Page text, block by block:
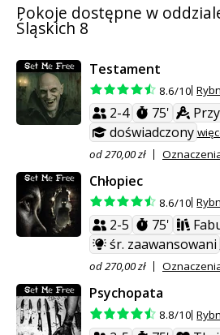
Pokoje dostępne w
Śląskich 8
Testament
8.6/10
2-4 75'
doświadczony
od 270,00 zł
Chłopiec
8.6/10
2-5 75'
śr. zaawansowani
od 270,00 zł
Psychopata
8.8/10